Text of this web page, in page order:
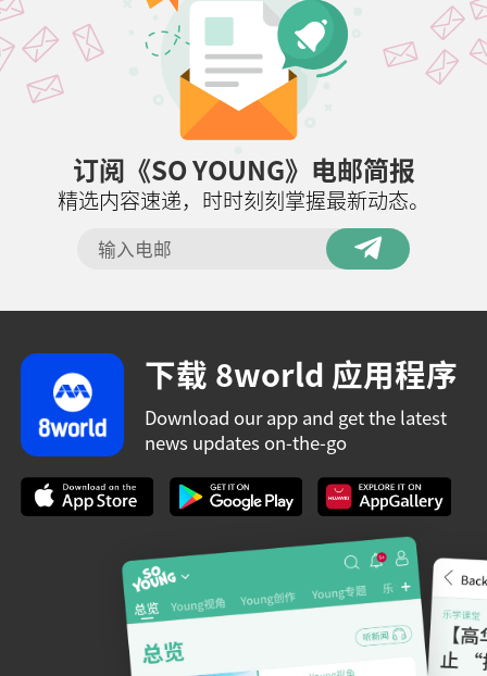
订阅《SO YOUNG》电邮简报
精选内容速递，时时刻刻掌握最新动态。
下载 8world 应用程序
Download our app and get the latest
news updates on-the-go